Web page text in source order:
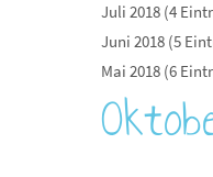
Juli 2018 (4
Juni 2018 (5
Mai 2018 (6